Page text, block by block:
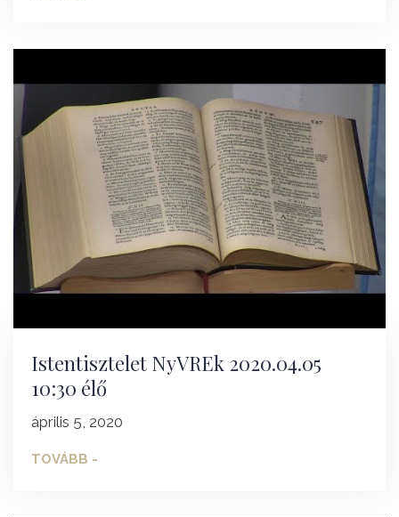
Istentisztelet NyVREk 2020.04.05
10:30 élő
április 5, 2020
TOVÁBB -